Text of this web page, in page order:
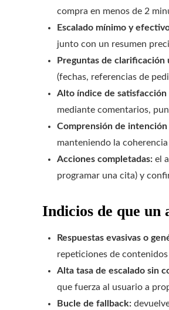
compra en menos de 2
Escalado mínimo y
junto con un resumen
Preguntas de clarificación
(fechas, referencias de
Alto índice de satisfacción
mediante comentarios,
Comprensión de
manteniendo la
Acciones completadas: el
programar una cita) y
Indicios de que un
Respuestas evasivas o
repeticiones de
Alta tasa de escalado sin
que fuerza al usuario a
Bucle de fallback: